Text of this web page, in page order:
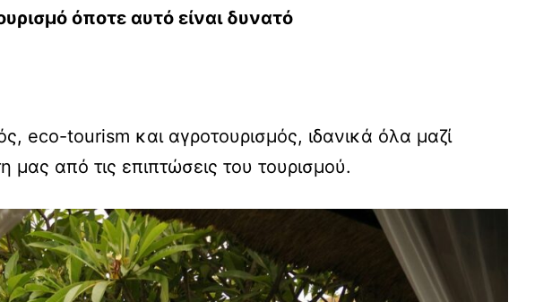
όποτε αυτό είναι δυνατό
eco-tourism και αγροτουρισμός, ιδανικά όλα μαζί
από τις επιπτώσεις του τουρισμού.